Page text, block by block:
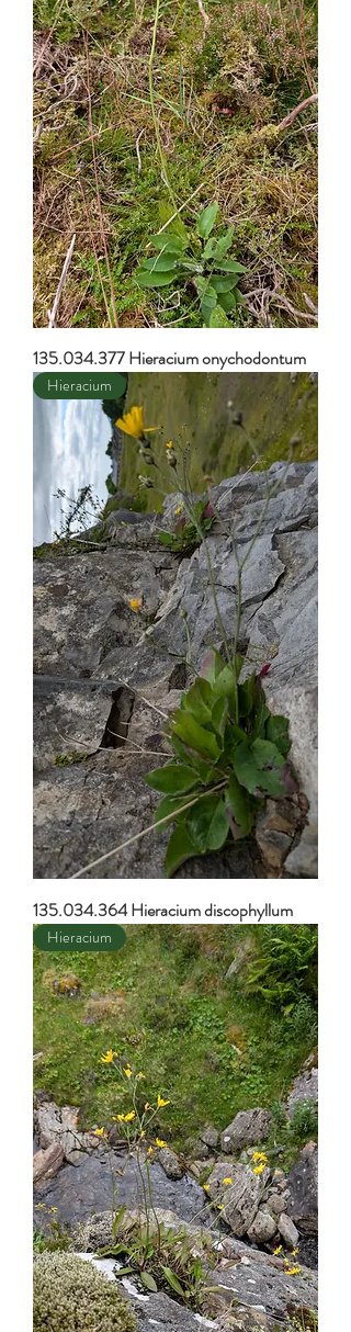
135.034.377 Hieracium onychodontum
Hieracium
135.034.364 Hieracium discophyllum
Hieracium